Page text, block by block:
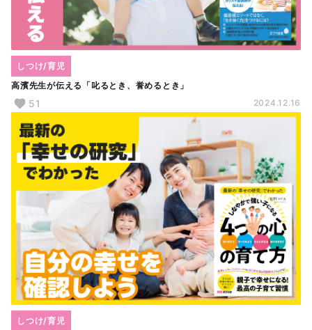
高濱先生が伝える「叱るとき、誉めるとき」
しつけ/育児
51 2024.12.16
しつけ/育児